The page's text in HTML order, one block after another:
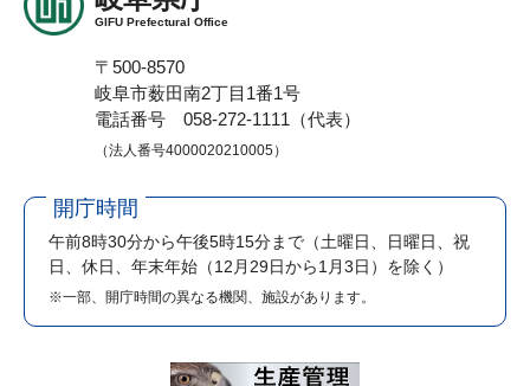
GIFU Prefectural Office
〒500-8570
岐阜市薮田南2丁目1番1号
電話番号 058-272-1111（代表）
（法人番号4000020210005）
開庁時間
午前8時30分から午後5時15分まで （土曜日、日曜日、祝
日、休日、年末年始（12月29日から1月3日）を除く）
※一部、開庁時間の異なる機関、施設があります。